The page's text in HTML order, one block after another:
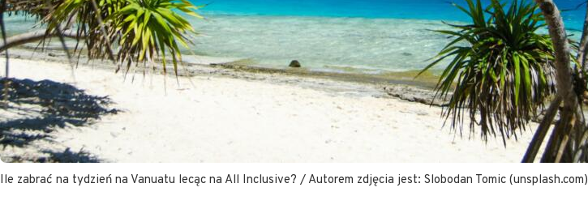
Ile zabrać na tydzień na Vanuatu lecąc na All Inclusive? / Autorem zdjęcia jest: Slobodan Tomic (unsplash.com)